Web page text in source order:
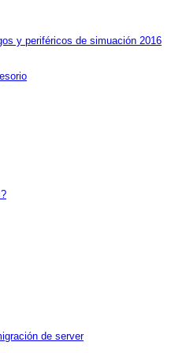
y periféricos de simuación 2016
de server